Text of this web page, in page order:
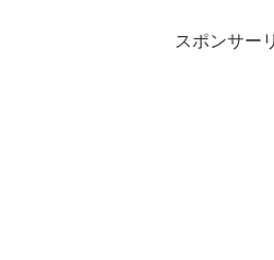
スポンサー